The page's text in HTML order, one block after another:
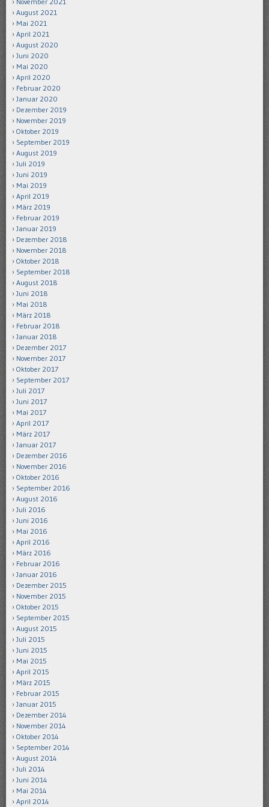
August 2021
Mai 2021
April 2021
August 2020
Juni 2020
Mai 2020
April 2020
Februar 2020
Januar 2020
Dezember 2019
November 2019
Oktober 2019
September 2019
August 2019
Juli 2019
Juni 2019
Mai 2019
April 2019
März 2019
Februar 2019
Januar 2019
Dezember 2018
November 2018
Oktober 2018
September 2018
August 2018
Juni 2018
Mai 2018
März 2018
Februar 2018
Januar 2018
Dezember 2017
November 2017
Oktober 2017
September 2017
Juli 2017
Juni 2017
Mai 2017
April 2017
März 2017
Januar 2017
Dezember 2016
November 2016
Oktober 2016
September 2016
August 2016
Juli 2016
Juni 2016
Mai 2016
April 2016
März 2016
Februar 2016
Januar 2016
Dezember 2015
November 2015
Oktober 2015
September 2015
August 2015
Juli 2015
Juni 2015
Mai 2015
April 2015
März 2015
Februar 2015
Januar 2015
Dezember 2014
November 2014
Oktober 2014
September 2014
August 2014
Juli 2014
Juni 2014
Mai 2014
April 2014